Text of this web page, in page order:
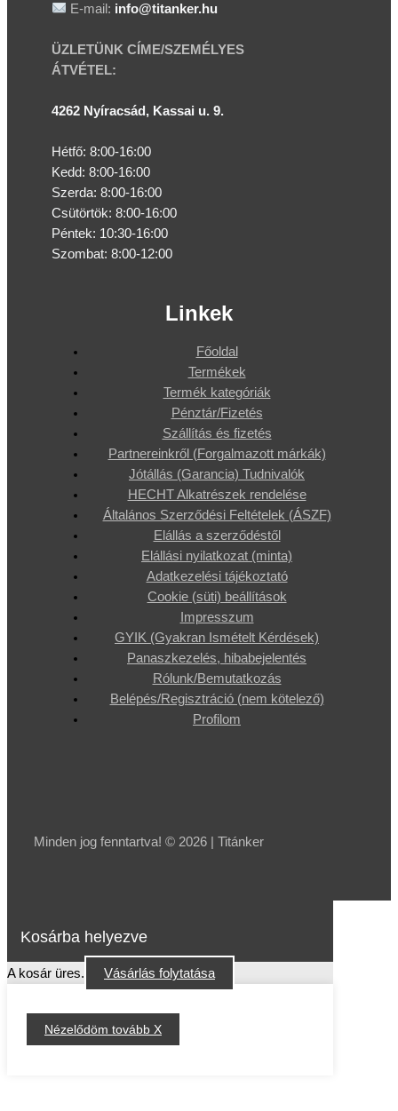
E-mail: info@titanker.hu
ÜZLETÜNK CÍME/SZEMÉLYES
ÁTVÉTEL:
4262 Nyíracsád, Kassai u. 9.
Hétfő: 8:00-16:00
Kedd: 8:00-16:00
Szerda: 8:00-16:00
Csütörtök: 8:00-16:00
Péntek: 10:30-16:00
Szombat: 8:00-12:00
Linkek
Főoldal
Termékek
Termék kategóriák
Pénztár/Fizetés
Szállítás és fizetés
Partnereinkről (Forgalmazott márkák)
Jótállás (Garancia) Tudnivalók
HECHT Alkatrészek rendelése
Általános Szerződési Feltételek (ÁSZF)
Elállás a szerződéstől
Elállási nyilatkozat (minta)
Adatkezelési tájékoztató
Cookie (süti) beállítások
Impresszum
GYIK (Gyakran Ismételt Kérdések)
Panaszkezelés, hibabejelentés
Rólunk/Bemutatkozás
Belépés/Regisztráció (nem kötelező)
Profilom
Minden jog fenntartva! © 2026 | Titánker
Kosárba helyezve
A kosár üres. Vásárlás folytatása
Nézelődöm tovább X